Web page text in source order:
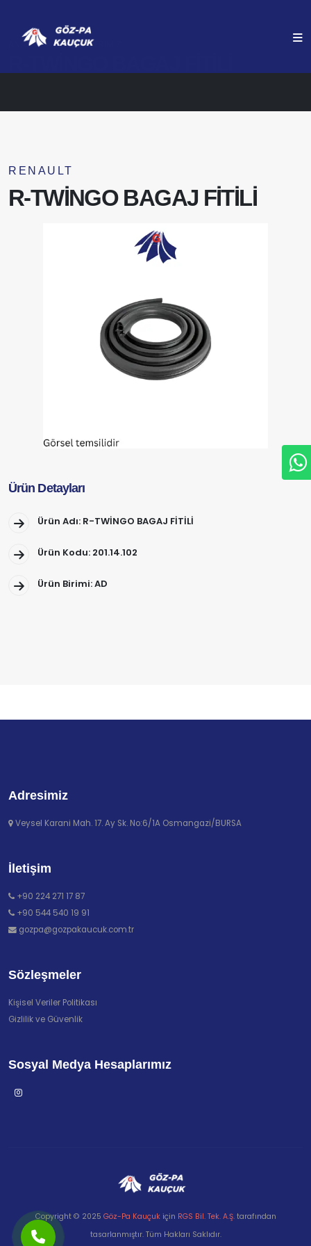
ANASAYFA ÜRÜNLERIMIZ
RENAULT
R-TWİNGO BAGAJ FİTİLİ
Ürün Detayları
Ürün Adı: R-TWİNGO BAGAJ FİTİLİ
Ürün Kodu: 201.14.102
Ürün Birimi: AD
Adresimiz
Veysel Karani Mah. 17. Ay Sk. No:6/1A Osmangazi/BURSA
İletişim
+90 224 271 17 87
+90 544 540 19 91
gozpa@gozpakaucuk.com.tr
Sözleşmeler
Kişisel Veriler Politikası
Gizlilik ve Güvenlik
Sosyal Medya Hesaplarımız
Copyright © 2025 Göz-Pa Kauçukiçin RGS Bil. Tek. A.Ş.tarafından
tasarlanmıştır. Tüm Hakları Saklıdır.